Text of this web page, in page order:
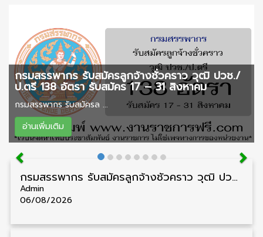
กรมสรรพากร รับสมัครลูกจ้างชั่วคราว วุฒิ ปวช./
ป.ตรี 138 อัตรา รับสมัคร 17 – 31 สิงหาคม
กรมสรรพากร รับสมัครล ...
อ่านเพิ่มเติม
กรมสรรพากร รับสมัครลูกจ้างชั่วคราว วุฒิ ปวช./ป.ตรี 138 อัตรา รับสมัคร 17 – 31 สิงหาคม
Admin
06/08/2026